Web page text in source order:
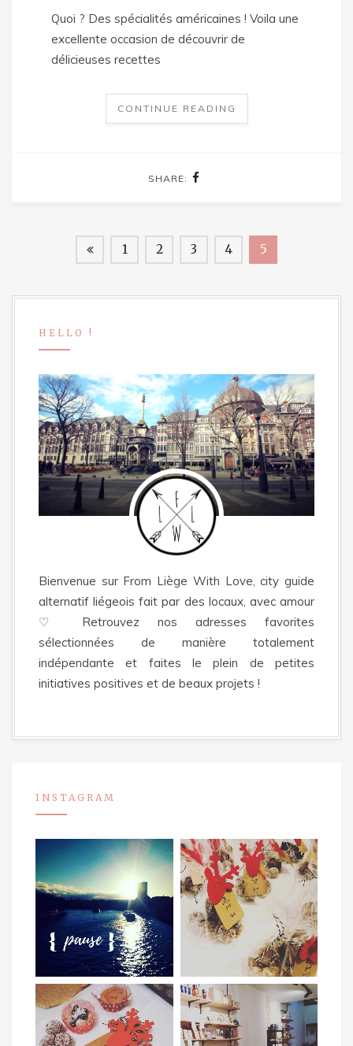
Quoi ? Des spécialités américaines ! Voila une
excellente occasion de découvrir de
délicieuses recettes
CONTINUE READING
SHARE:
1 2 3 4 5
HELLO !
Bienvenue sur From Liège With Love, city guide
alternatif liégeois fait par des locaux, avec amour
♡ Retrouvez nos adresses favorites
sélectionnées de manière totalement
indépendante et faites le plein de petites
initiatives positives et de beaux projets !
INSTAGRAM